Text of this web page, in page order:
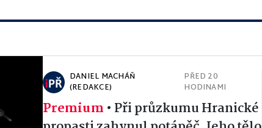
DANIEL MACHÁŇ
(REDAKCE)
PŘED 20
HODINAMI
Premium • Při průzkumu Hranické